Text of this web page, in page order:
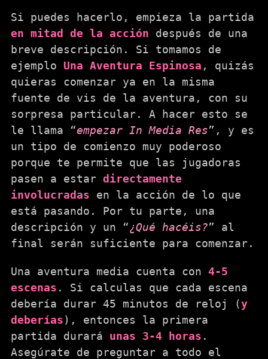
Si puedes hacerlo, empieza la partida
en mitad de la acción después de una
breve descripción. Si tomamos de
ejemplo Una Aventura Espinosa , quizás
quieras comenzar ya en la misma
fuente de vis de la aventura, con su
sorpresa particular. A hacer esto se
le llama “empezar In Media Res”, y es
un tipo de comienzo muy poderoso
porque te permite que las jugadoras
pasen a estar directamente
involucradas en la acción de lo que
está pasando. Por tu parte, una
descripción y un “¿Qué hacéis?” al
final serán suficiente para comenzar.
Una aventura media cuenta con 4-5
escenas . Si calculas que cada escena
debería durar 45 minutos de reloj (y
deberías), entonces la primera
partida durará unas 3-4 horas .
Asegúrate de preguntar a todo el